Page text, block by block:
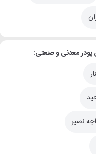
پودر معدنی و صنعتی:
نصیر